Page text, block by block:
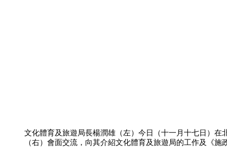
文化體育及旅遊局長楊潤雄（左）今日（十一月十七日）在
（右）會面交流，向其介紹文化體育及旅遊局的工作及《